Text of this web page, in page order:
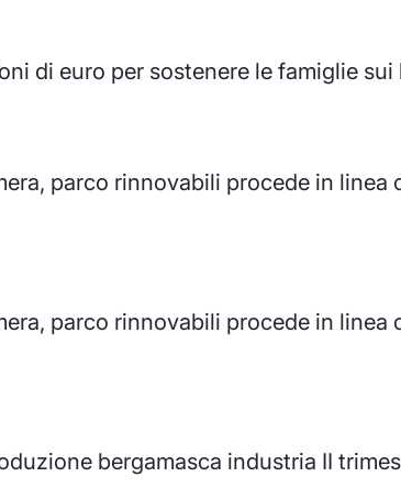
di euro per sostenere le famiglie
parco rinnovabili procede in linea
parco rinnovabili procede in linea
bergamasca industria II